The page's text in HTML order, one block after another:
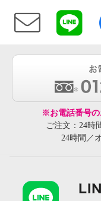
※お電話番号の
ご注文：24時
24時間／